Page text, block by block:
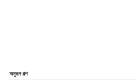
অনুরূপ গল্প